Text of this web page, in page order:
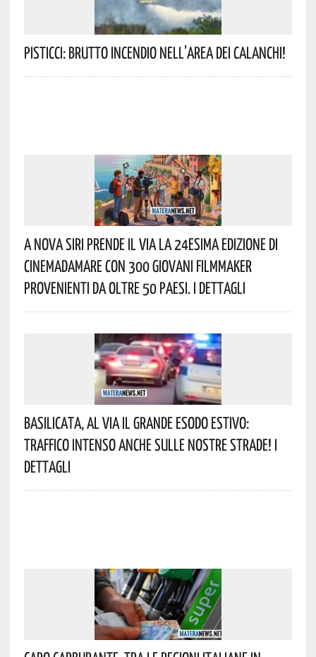
Pisticci: Brutto Incendio Nell’area Dei Calanchi!
A Nova Siri Prende Il Via La 24esima Edizione Di
Cinemadamare Con 300 Giovani Filmmaker
Provenienti Da Oltre 50 Paesi. I Dettagli
Basilicata, Al Via Il Grande Esodo Estivo:
Traffico Intenso Anche Sulle Nostre Strade! I
Dettagli